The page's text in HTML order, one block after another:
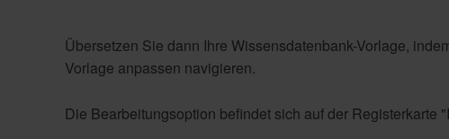
Übersetzen Sie dann Ihre Wissensdatenbank-Vorlage,
Vorlage anpassen navigieren.
Die Bearbeitungsoption befindet sich auf der Registerkarte